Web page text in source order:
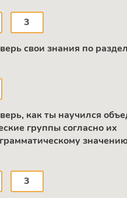
3
свои знания по
как ты научился
группы согласно их
3